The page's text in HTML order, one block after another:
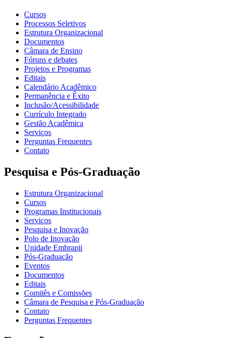
Cursos
Processos Seletivos
Estrutura Organizacional
Documentos
Câmara de Ensino
Fóruns e debates
Projetos e Programas
Editais
Calendário Acadêmico
Permanência e Êxito
Inclusão/Acessibilidade
Currículo Integrado
Gestão Acadêmica
Serviços
Perguntas Frequentes
Contato
Pesquisa e Pós-Graduação
Estrutura Organizacional
Cursos
Programas Institucionais
Serviços
Pesquisa e Inovação
Polo de Inovação
Unidade Embrapii
Pós-Graduação
Eventos
Documentos
Editais
Comitês e Comissões
Câmara de Pesquisa e Pós-Graduação
Contato
Perguntas Frequentes